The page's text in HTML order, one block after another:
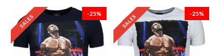
-25% -25%